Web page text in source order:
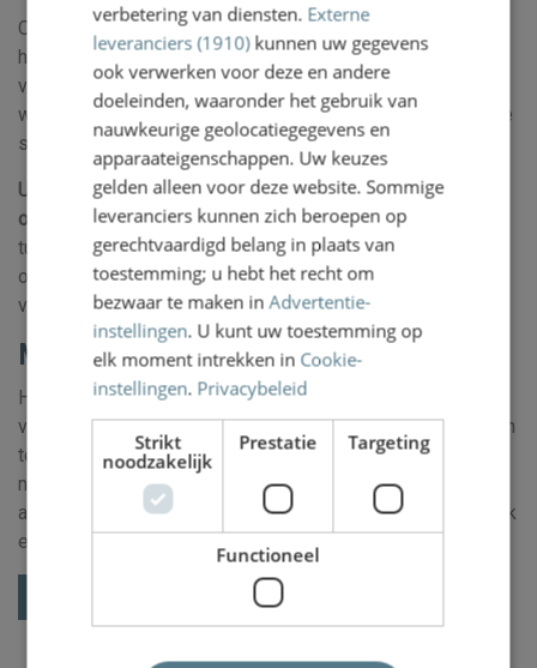
Op internet zult u met de zoekterm ‘letselschade’ allerlei
hulpverleners vinden. Er bestaan onderling grote
verschillen, dus let goed op. In hetvolgende artikel
waarom het aan te raden is een letselschade advocaat in te
schakelen.
U kunt ook bij ons terecht voor vragen over andere soort
ongevallen. Bijvoorbeeldongevallen tussen twee auto’s, of
tussen twee fietsers. Of bijvoorbeeld voor letselschade
opgelopen door een slecht onderhouden wegdek of
verkeerd geplaatst paaltje.
Meer weten?
Heeft u hierover vragen, bel of mail ons dan gratis en
vrijblijvend. U kunt ook het contactformulier met uw naam en
telefoonnummer invullen. U wordt vaak dezelfde werkdag
nog teruggebeld. Ons kantoor zit in Haarlem, maar onze
advocaten komen graag bij u langs. Uiteraard kunnen wij ook
een telefonische of beeldbelafspraak maken.
verbetering van diensten. Externe
leveranciers (1910)kunnen uw gegevens
ook verwerken voor deze en andere
doeleinden, waaronder het gebruik van
nauwkeurige geolocatiegegevens en
apparaateigenschappen. Uw keuzes
gelden alleen voor deze website. Sommige
leveranciers kunnen zich beroepen op
gerechtvaardigd belang in plaats van
toestemming; u hebt het recht om
bezwaar te maken inAdvertentie-
instellingen. U kunt uw toestemming op
elk moment intrekken in Cookie-
instellingen. Privacybeleid
Strikt
noodzakelijk
Prestatie Targeting
Functioneel